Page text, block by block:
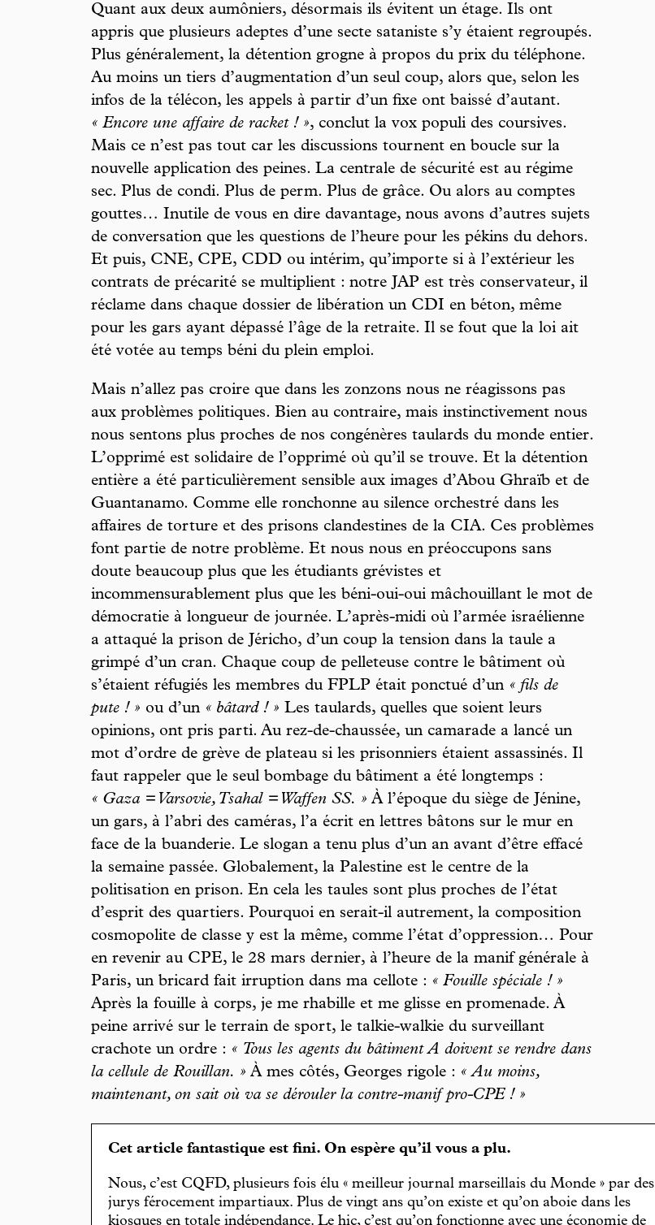
Quant aux deux aumôniers, désormais ils évitent un étage. Ils ont
appris que plusieurs adeptes d’une secte sataniste s’y étaient regroupés.
Plus généralement, la détention grogne à propos du prix du téléphone.
Au moins un tiers d’augmentation d’un seul coup, alors que, selon les
infos de la télécon, les appels à partir d’un fixe ont baissé d’autant.
« Encore une affaire de racket ! », conclut la vox populi des coursives.
Mais ce n’est pas tout car les discussions tournent en boucle sur la
nouvelle application des peines. La centrale de sécurité est au régime
sec. Plus de condi. Plus de perm. Plus de grâce. Ou alors au comptes
gouttes… Inutile de vous en dire davantage, nous avons d’autres sujets
de conversation que les questions de l’heure pour les pékins du dehors.
Et puis, CNE, CPE, CDD ou intérim, qu’importe si à l’extérieur les
contrats de précarité se multiplient : notre JAP est très conservateur, il
réclame dans chaque dossier de libération un CDI en béton, même
pour les gars ayant dépassé l’âge de la retraite. Il se fout que la loi ait
été votée au temps béni du plein emploi.
Mais n’allez pas croire que dans les zonzons nous ne réagissons pas
aux problèmes politiques. Bien au contraire, mais instinctivement nous
nous sentons plus proches de nos congénères taulards du monde entier.
L’opprimé est solidaire de l’opprimé où qu’il se trouve. Et la détention
entière a été particulièrement sensible aux images d’Abou Ghraïb et de
Guantanamo. Comme elle ronchonne au silence orchestré dans les
affaires de torture et des prisons clandestines de la CIA. Ces problèmes
font partie de notre problème. Et nous nous en préoccupons sans
doute beaucoup plus que les étudiants grévistes et
incommensurablement plus que les béni-oui-oui mâchouillant le mot de
démocratie à longueur de journée. L’après-midi où l’armée israélienne
a attaqué la prison de Jéricho, d’un coup la tension dans la taule a
grimpé d’un cran. Chaque coup de pelleteuse contre le bâtiment où
s’étaient réfugiés les membres du FPLP était ponctué d’un « fils de
pute ! » ou d’un « bâtard ! » Les taulards, quelles que soient leurs
opinions, ont pris parti. Au rez-de-chaussée, un camarade a lancé un
mot d’ordre de grève de plateau si les prisonniers étaient assassinés. Il
faut rappeler que le seul bombage du bâtiment a été longtemps :
« Gaza = Varsovie, Tsahal = Waffen SS. » À l’époque du siège de Jénine,
un gars, à l’abri des caméras, l’a écrit en lettres bâtons sur le mur en
face de la buanderie. Le slogan a tenu plus d’un an avant d’être effacé
la semaine passée. Globalement, la Palestine est le centre de la
politisation en prison. En cela les taules sont plus proches de l’état
d’esprit des quartiers. Pourquoi en serait-il autrement, la composition
cosmopolite de classe y est la même, comme l’état d’oppression… Pour
en revenir au CPE, le 28 mars dernier, à l’heure de la manif générale à
Paris, un bricard fait irruption dans ma cellote : « Fouille spéciale ! »
Après la fouille à corps, je me rhabille et me glisse en promenade. À
peine arrivé sur le terrain de sport, le talkie-walkie du surveillant
crachote un ordre : « Tous les agents du bâtiment A doivent se rendre dans
la cellule de Rouillan. » À mes côtés, Georges rigole : « Au moins,
maintenant, on sait où va se dérouler la contre-manif pro-CPE ! »
Cet article fantastique est fini. On espère qu’il vous a plu.
Nous, c’est CQFD, plusieurs fois élu « meilleur journal marseillais du Monde » par des
jurys férocement impartiaux. Plus de vingt ans qu’on existe et qu’on aboie dans les